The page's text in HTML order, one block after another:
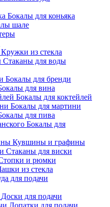
Бокалы для коньяка
шале
Кружки из стекла
Стаканы для воды
Бокалы для бренди
для вина
Бокалы для коктейлей
Бокалы для мартини
для пива
Бокалы для
Кувшины и графины
Стаканы для виски
и рюмки
из стекла
для подачи
Доски для подачи
Лопатки для подачи